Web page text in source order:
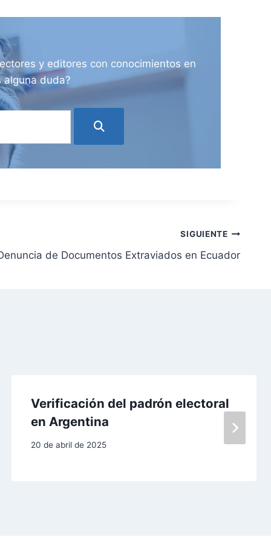
y editores con conocimientos en
alguna duda?
SIGUIENTE
de Documentos Extraviados en Ecuador
Verificación del padrón electoral
en Argentina
20 de abril de 2025